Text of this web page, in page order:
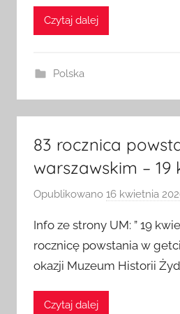
Czytaj dalej
83 rocznica
warszawskim – 19
Opublikowano 16 kwietnia
Info ze strony UM: ” 19
rocznicę powstania w
okazji Muzeum Historii